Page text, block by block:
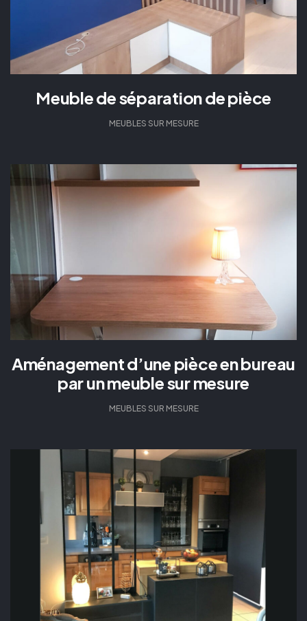
Meuble de séparation de pièce
MEUBLES SUR MESURE
Aménagement d’une pièce en bureau
par un meuble sur mesure
MEUBLES SUR MESURE